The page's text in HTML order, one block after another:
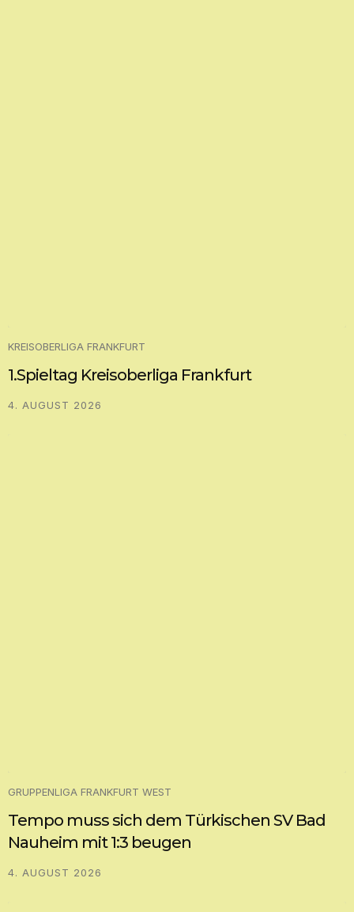
KREISOBERLIGA FRANKFURT
1.Spieltag Kreisoberliga Frankfurt
4. AUGUST 2026
GRUPPENLIGA FRANKFURT WEST
Tempo muss sich dem Türkischen SV Bad
Nauheim mit 1:3 beugen
4. AUGUST 2026